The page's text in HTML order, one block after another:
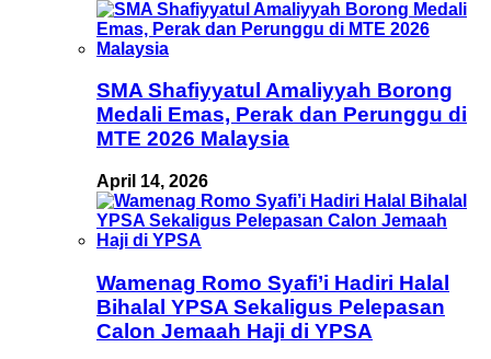
SMA Shafiyyatul Amaliyyah Borong
Medali Emas, Perak dan Perunggu di
MTE 2026 Malaysia
April 14, 2026
Wamenag Romo Syafi’i Hadiri Halal
Bihalal YPSA Sekaligus Pelepasan
Calon Jemaah Haji di YPSA